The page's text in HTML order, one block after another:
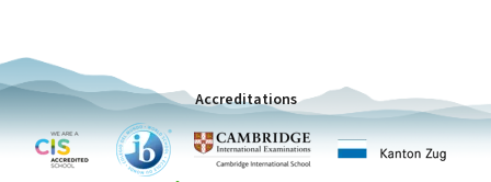
Accreditations